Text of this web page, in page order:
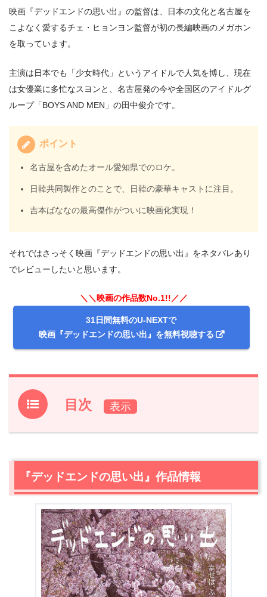
映画『デッドエンドの思い出』の監督は、日本の文化と名古屋を
こよなく愛するチェ・ヒョンヨン監督が初の長編映画のメガホン
を取っています。
主演は日本でも「少女時代」というアイドルで人気を博し、現在
は女優業に多忙なスヨンと、名古屋発の今や全国区のアイドルグ
ループ「BOYS AND MEN」の田中俊介です。
ポイント
名古屋を含めたオール愛知県でのロケ。
日韓共同製作とのことで、日韓の豪華キャストに注目。
吉本ばななの最高傑作がついに映画化実現！
それではさっそく映画『デッドエンドの思い出』をネタバレあり
でレビューしたいと思います。
＼＼映画の作品数No.1!!／／
31日間無料のU-NEXTで
映画『デッドエンドの思い出』を無料視聴する
目次
1.『デッドエンドの思い出』作品情報
3.【ネタバレ】『デッドエンドの思い出』感想レビュー
3.1韓国と日本のアイドルが主役でタッグを組む新たなスト
ーリー
3.2事実を知った瞬間のユミ（スヨン）は…
3.3西山（田中俊介）の傷に触れた、ユミ（スヨン）
は…？
3.4『デッドエンドの思い出』感想：失恋から立ち直り、
新しい人生へ
『デッドエンドの思い出』作品情報